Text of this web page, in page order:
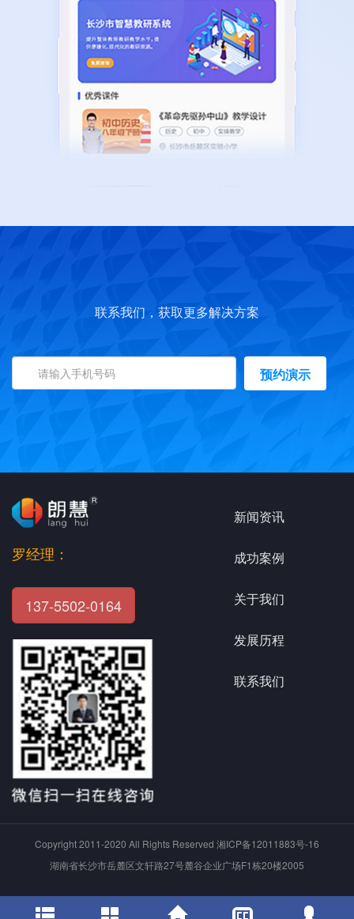
联系我们，获取更多解决方案
预约演示
罗经理：
137-5502-0164
新闻资讯
成功案例
关于我们
发展历程
联系我们
Copyright 2011-2020 All Rights Reserved 湘ICP备12011883号-16
湖南省长沙市岳麓区文轩路27号麓谷企业广场F1栋20楼2005